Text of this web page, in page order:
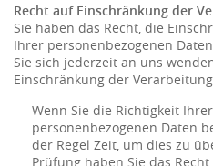
Recht auf Einschränkung der
Sie haben das Recht, die
Ihrer personenbezogenen
Sie sich jederzeit an uns
Einschränkung der
Wenn Sie die Richtigkeit
personenbezogenen Daten
der Regel Zeit, um dies zu
Prüfung haben Sie das